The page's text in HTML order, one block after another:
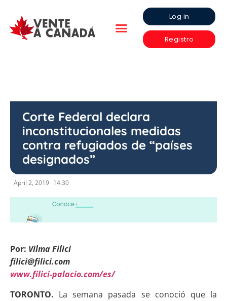
Log in
Registro
Corte Federal declara
inconstitucionales medidas
contra refugiados de “países
designados”
April 2, 2019 14:30
Por: Vilma Filici
filici@filici.com
www.filici-palacio.com/es/
TORONTO. La semana pasada se conoció que la